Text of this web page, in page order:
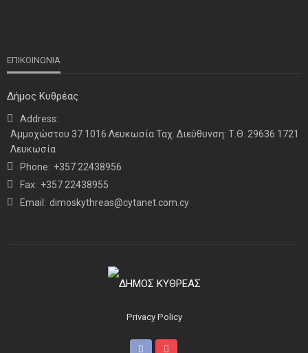
ΝΕΑ ΤΕΛΕΥΤΑΙΑ ΝΕΑ
Η παρουσία μας στο 41ο Συνέδριο της ΠΣΕΚΑ στην
Ουάσινγκτον
ΕΠΙΚΟΙΝΩΝΙΑ
Δήμος Κυθρέας
Address:
Αμμοχώστου 37 1016 Λευκωσία Ταχ. Διεύθυνση: Τ.Θ. 29636 1721
Λευκωσία
Phone: +357 22438956
Fax: +357 22438955
Email: dimoskythreas@cytanet.com.cy
Privacy Policy